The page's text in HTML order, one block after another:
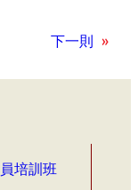
下一則 »
培訓班